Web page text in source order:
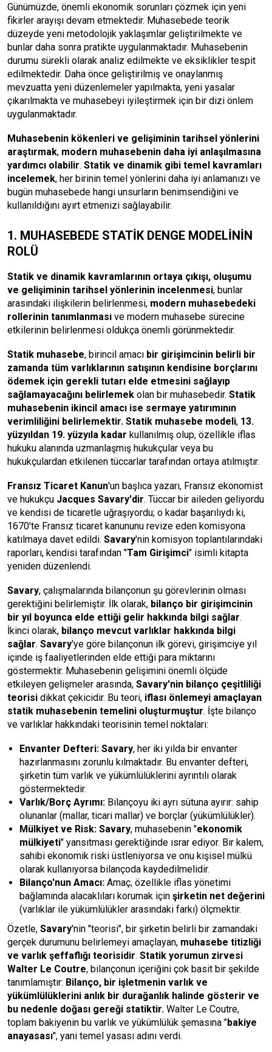
Günümüzde, önemli ekonomik sorunları çözmek için yeni
fikirler arayışı devam etmektedir. Muhasebede teorik
düzeyde yeni metodolojik yaklaşımlar geliştirilmekte ve
bunlar daha sonra pratikte uygulanmaktadır. Muhasebenin
durumu sürekli olarak analiz edilmekte ve eksiklikler tespit
edilmektedir. Daha önce geliştirilmiş ve onaylanmış
mevzuatta yeni düzenlemeler yapılmakta, yeni yasalar
çıkarılmakta ve muhasebeyi iyileştirmek için bir dizi önlem
uygulanmaktadır.
Muhasebenin kökenleri ve gelişiminin tarihsel yönlerini
araştırmak, modern muhasebenin daha iyi anlaşılmasına
yardımcı olabilir. Statik ve dinamik gibi temel kavramları
incelemek, her birinin temel yönlerini daha iyi anlamanızı ve
bugün muhasebede hangi unsurların benimsendiğini ve
kullanıldığını ayırt etmenizi sağlayabilir.
1. MUHASEBEDE STATİK DENGE MODELİNİN
ROLÜ
Statik ve dinamik kavramlarının ortaya çıkışı, oluşumu
ve gelişiminin tarihsel yönlerinin incelenmesi, bunlar
arasındaki ilişkilerin belirlenmesi, modern muhasebedeki
rollerinin tanımlanması ve modern muhasebe sürecine
etkilerinin belirlenmesi oldukça önemli görünmektedir.
Statik muhasebe, birincil amacı bir girişimcinin belirli bir
zamanda tüm varlıklarının satışının kendisine borçlarını
ödemek için gerekli tutarı elde etmesini sağlayıp
sağlamayacağını belirlemek olan bir muhasebedir. Statik
muhasebenin ikincil amacı ise sermaye yatırımının
verimliliğini belirlemektir. Statik muhasebe modeli, 13.
yüzyıldan 19. yüzyıla kadar kullanılmış olup, özellikle iflas
hukuku alanında uzmanlaşmış hukukçular veya bu
hukukçulardan etkilenen tüccarlar tarafından ortaya atılmıştır.
Fransız Ticaret Kanun'un başlıca yazarı, Fransız ekonomist
ve hukukçu Jacques Savary'dir. Tüccar bir aileden geliyordu
ve kendisi de ticaretle uğraşıyordu; o kadar başarılıydı ki,
1670'te Fransız ticaret kanununu revize eden komisyona
katılmaya davet edildi. Savary'nin komisyon toplantılarındaki
raporları, kendisi tarafından "Tam Girişimci" isimli kitapta
yeniden düzenlendi.
Savary, çalışmalarında bilançonun şu görevlerinin olması
gerektiğini belirlemiştir. İlk olarak, bilanço bir girişimcinin
bir yıl boyunca elde ettiği gelir hakkında bilgi sağlar.
İkinci olarak, bilanço mevcut varlıklar hakkında bilgi
sağlar. Savary'ye göre bilançonun ilk görevi, girişimciye yıl
içinde iş faaliyetlerinden elde ettiği para miktarını
göstermektir. Muhasebenin gelişimini önemli ölçüde
etkileyen gelişmeler arasında, Savary'nin bilanço çeşitliliği
teorisi dikkat çekicidir. Bu teori, iflası önlemeyi amaçlayan
statik muhasebenin temelini oluşturmuştur. İşte bilanço
ve varlıklar hakkındaki teorisinin temel noktaları:
Envanter Defteri: Savary, her iki yılda bir envanter
hazırlanmasını zorunlu kılmaktadır. Bu envanter defteri,
şirketin tüm varlık ve yükümlülüklerini ayrıntılı olarak
göstermektedir.
Varlık/Borç Ayrımı: Bilançoyu iki ayrı sütuna ayırır: sahip
olunanlar (mallar, ticari mallar) ve borçlar (yükümlülükler).
Mülkiyet ve Risk: Savary, muhasebenin "ekonomik
mülkiyeti" yansıtması gerektiğinde ısrar ediyor. Bir kalem,
sahibi ekonomik riski üstleniyorsa ve onu kişisel mülkü
olarak kullanıyorsa bilançoda kaydedilmelidir.
Bilanço'nun Amacı: Amaç, özellikle iflas yönetimi
bağlamında alacaklıları korumak için şirketin net değerini
(varlıklar ile yükümlülükler arasındaki farkı) ölçmektir.
Özetle, Savary'nin "teorisi", bir şirketin belirli bir zamandaki
gerçek durumunu belirlemeyi amaçlayan, muhasebe titizliği
ve varlık şeffaflığı teorisidir. Statik yorumun zirvesi
Walter Le Coutre, bilançonun içeriğini çok basit bir şekilde
tanımlamıştır: Bilanço, bir işletmenin varlık ve
yükümlülüklerini anlık bir durağanlık halinde gösterir ve
bu nedenle doğası gereği statiktir. Walter Le Coutre,
toplam bakiyenin bu varlık ve yükümlülük şemasına "bakiye
anayasası", yani temel yasası adını verdi.